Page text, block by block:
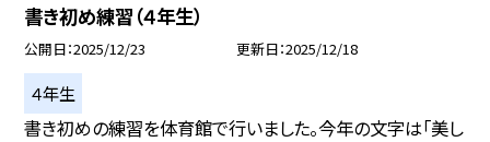
書き初め練習（４年生）
公開日 2025/12/23 更新日 2025/12/18
４年生
書き初めの練習を体育館で行いました。今年の文字は「美し